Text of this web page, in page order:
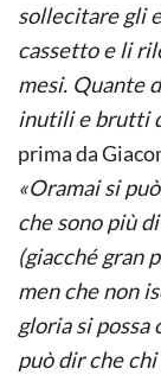
sollecitare gli
cassetto e li
mesi. Quante
inutili e brutti
prima da
«Oramai si
che sono più
(giacché gran
men che non
gloria si
può dir che